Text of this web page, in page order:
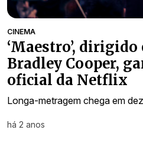
CINEMA
‘Maestro’,
Bradley Cooper,
oficial da Netflix
Longa-metragem chega em
há 2 anos